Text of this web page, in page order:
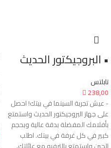
• البروجيكتور الحديث
تابلتس
238,00
- عيش تجربة السينما في بيتك! احصل
على جهاز البروجيكتور الحديث واستمتع
بأفلامك المفضلة بدقة عالية وبحجم
كبير في كل غرفة في بيتك. اطلب